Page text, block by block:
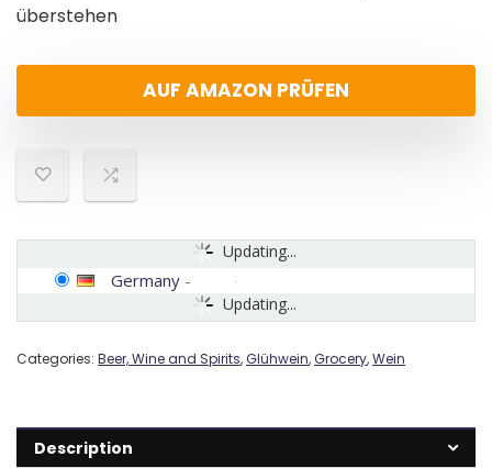
überstehen
AUF AMAZON PRÜFEN
Updating...
Updating...
Germany -
Categories: Beer, Wine and Spirits,Glühwein,Grocery,Wein
Description